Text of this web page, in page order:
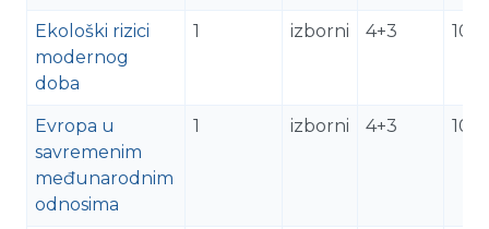
Ekološki rizici
modernog
doba
1 izborni 4+3 10
Evropa u
savremenim
međunarodnim
odnosima
1 izborni 4+3 10